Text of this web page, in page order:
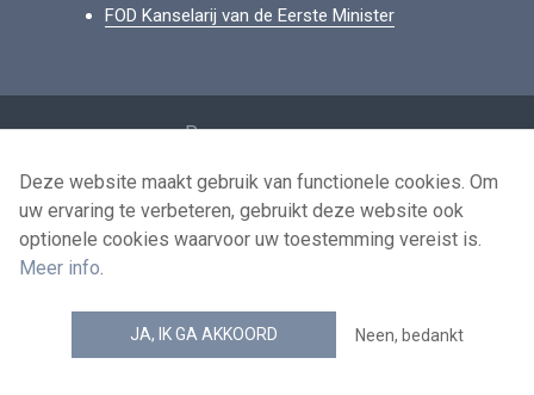
FOD Kanselarij van de Eerste Minister
Persoonsgegevens
Voorwaarden voor het hergebruik
Contacteer ons
news.belgium RSS feed
© 2026 - news.belgium.be
Deze website maakt gebruik van functionele cookies. Om
uw ervaring te verbeteren, gebruikt deze website ook
optionele cookies waarvoor uw toestemming vereist is.
Meer info.
JA, IK GA AKKOORD Neen, bedankt